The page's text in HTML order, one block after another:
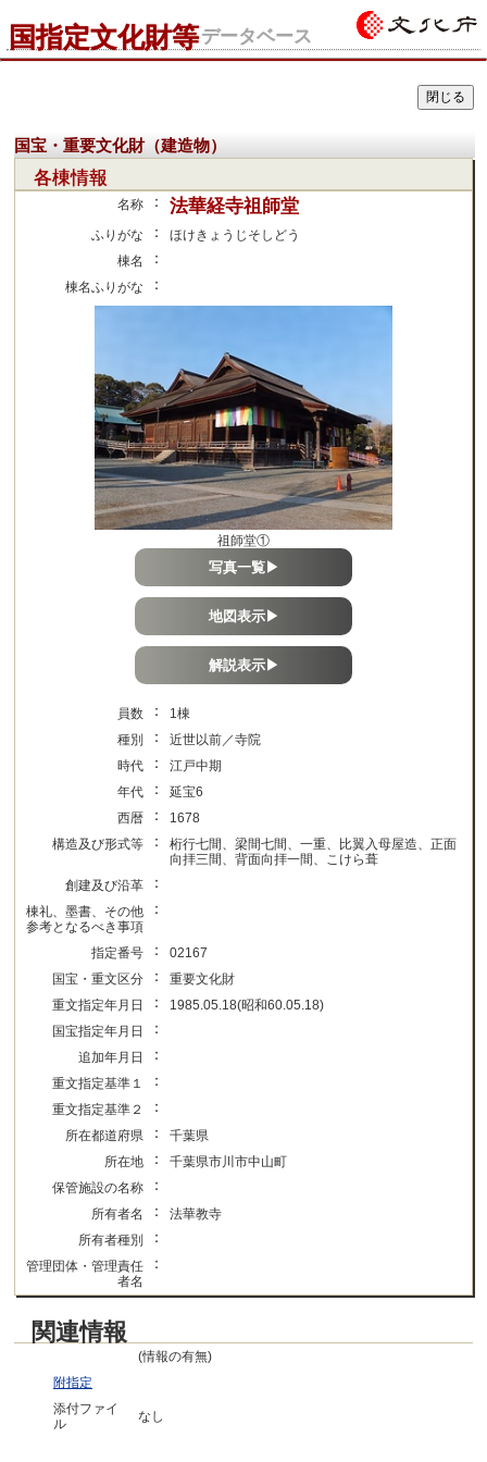
国指定文化財等データベース
国宝・重要文化財（建造物）
各棟情報
名称 ： 法華経寺祖師堂
ふりがな ：
ほけきょうじそしどう
棟名
：
棟名ふりがな ：
祖師堂①
写真一覧▶
地図表示▶
解説表示▶
員数 ：
1棟
種別
：
近世以前／寺院
時代
：
江戸中期
年代
：
延宝6
西暦
：
1678
構造及び形式等
：
桁行七間、梁間七間、一重、比翼入母屋造、正面
向拝三間、背面向拝一間、こけら葺
創建及び沿革
：
棟礼、墨書、その他
参考となるべき事項
：
指定番号 ：
02167
国宝・重文区分
：
重要文化財
重文指定年月日
：
1985.05.18(昭和60.05.18)
国宝指定年月日
：
追加年月日 ：
重文指定基準１ ：
重文指定基準２ ：
所在都道府県 ：
千葉県
所在地
：
千葉県市川市中山町
保管施設の名称
：
所有者名 ：
法華教寺
所有者種別
：
管理団体・管理責任
者名
：
関連情報
(情報の有無)
附指定
添付ファイ
ル
なし